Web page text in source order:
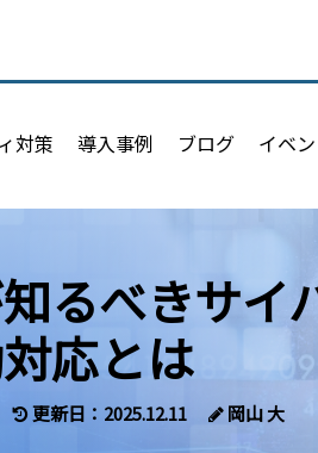
対策 導入事例 ブログ イベ
るべきサイ
応とは
更新日：2025.12.11 岡山 大